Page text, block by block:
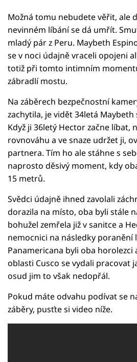
Možná tomu nebudete věřit, ale
nevinném líbání se dá umřít.
mladý pár z Peru. Maybeth
se v noci údajně vraceli opojeni
totiž při tomto intimním
zábradlí mostu.
Na záběrech bezpečnostní
zachytila, je vidět 34letá Maybeth
Když ji 36letý Hector začne líbat,
rovnováhu a ve snaze udržet ji,
partnera. Tím ho ale stáhne s
naprosto děsivý moment, kdy
15 metrů.
Svědci údajně ihned zavolali
dorazila na místo, oba byli stále
bohužel zemřela již v sanitce a
nemocnici na následky poranění
Panamericana byli oba horolezci
oblasti Cusco se vydali pracovat
osud jim to však nedopřál.
Pokud máte odvahu podívat se
záběry, pusťte si video níže.